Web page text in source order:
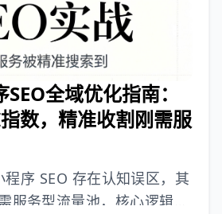
修饰词。如今ASO优化进入
分词规则、用结构化文案适
录瓶颈。
全域优化指南：
数，精准收割刚需服
序 SEO 存在认知误区，其
服务型流量池，核心逻辑是